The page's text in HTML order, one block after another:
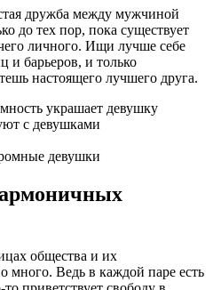
дружба между мужчиной
до тех пор, пока существует
личного. Ищи лучше себе
и барьеров, и только
настоящего лучшего друга.
украшает девушку
с девушками
девушки
общества и их
много. Ведь в каждой паре есть